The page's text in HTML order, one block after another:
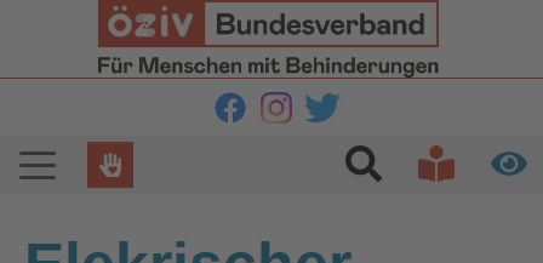
Zur Hauptnavigation springen
Zum Hauptinhalt springen
Zur Fußzeile springen